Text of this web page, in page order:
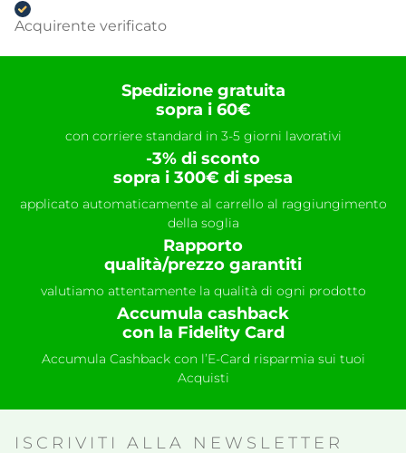
Acquirente verificato
Spedizione gratuita
sopra i 60€
con corriere standard in 3-5 giorni lavorativi
-3% di sconto
sopra i 300€ di spesa
applicato automaticamente al carrello al raggiungimento
della soglia
Rapporto
qualità/prezzo garantiti
valutiamo attentamente la qualità di ogni prodotto
Accumula cashback
con la Fidelity Card
Accumula Cashback con l’E-Card risparmia sui tuoi
Acquisti
ISCRIVITI ALLA NEWSLETTER